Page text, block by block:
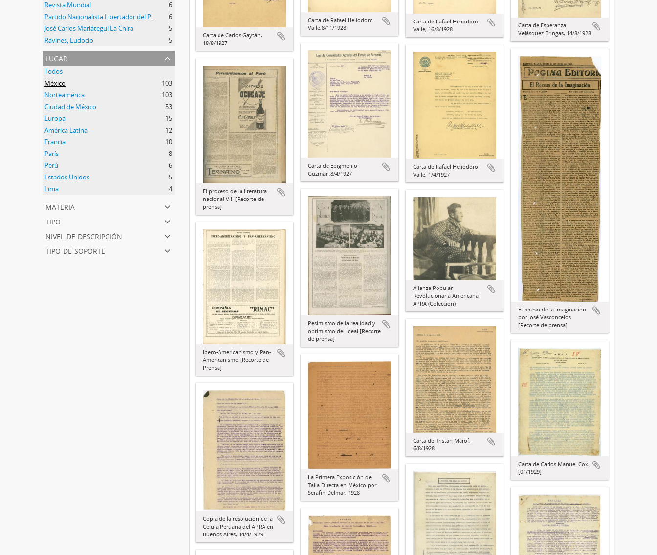
Revista Mundial
6
Partido Nacionalista Libertador del Perú
6
José Carlos Mariátegui La Chira
5
Ravines, Eudocio
5
lugar
Todos
México
103
Norteamérica
103
Ciudad de México
53
Europa
15
América Latina
12
Francia
10
París
8
Perú
6
Estados Unidos
5
Lima
4
materia
tipo
nivel de descripción
tipo de soporte
Carta de Rafael Heliodoro
Valle,8/11/1928
Carta de Rafael Heliodoro
Valle, 16/8/1928
Carta de Esperanza
Velásquez Bringas, 14/8/1928
Carta de Carlos Gaytán,
18/8/1927
Carta de Epigmenio
Guzmán,8/4/1927
Carta de Rafael Heliodoro
Valle, 1/4/1927
El receso de la imaginación
por José Vasconcelos
[Recorte de prensa]
El proceso de la literatura
nacional VIII [Recorte de
prensa]
Pesimismo de la realidad y
optimismo del ideal [Recorte
de prensa]
Alianza Popular
Revolucionaria Americana-
APRA (Colección)
Ibero-Americanismo y Pan-
Americanismo [Recorte de
Prensa]
Carta de Tristán Marof,
6/8/1928
Carta de Carlos Manuel Cox,
[01/1929]
La Primera Exposición de
Talla Directa en México por
Serafín Delmar, 1928
Copia de la resolución de la
Célula Peruana del APRA en
Buenos Aires, 14/4/1929